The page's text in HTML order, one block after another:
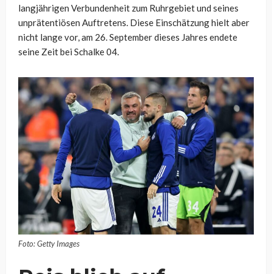
langjährigen Verbundenheit zum Ruhrgebiet und seines
unprätentiösen Auftretens. Diese Einschätzung hielt aber
nicht lange vor, am 26. September dieses Jahres endete
seine Zeit bei Schalke 04.
Foto: Getty Images